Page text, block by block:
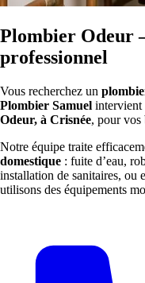
Plombier Odeur
professionnel
Vous recherchez un
Plombier Samuel intervient
Odeur, à Crisnée, pour vos
Notre équipe traite
domestique : fuite d’eau,
installation de sanitaires, ou
utilisons des équipements